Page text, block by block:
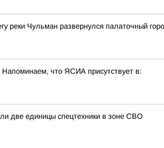
реки Чульман развернулся палаточный
Напоминаем, что ЯСИА присутствует в:
две единицы спецтехники в зоне СВО